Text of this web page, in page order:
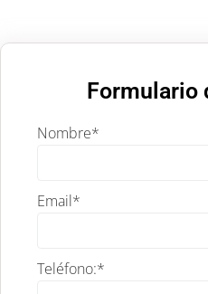
Formulario
Nombre*
Email*
Teléfono:*